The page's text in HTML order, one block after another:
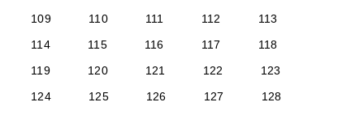
109
110 111 112
113
114
115 116 117
118
119
120 121 122
123
124
125 126 127
128